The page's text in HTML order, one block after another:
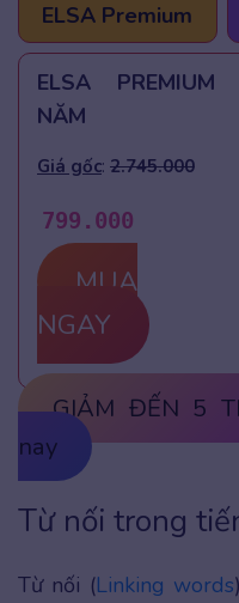
ELSA Premium
ELSA PREMIUM
NĂM
Giá gốc: 2.745.000
799.000
MUA
NGAY
GIẢM ĐẾN 5
nay
Từ nối trong
Từ nối (Linking words